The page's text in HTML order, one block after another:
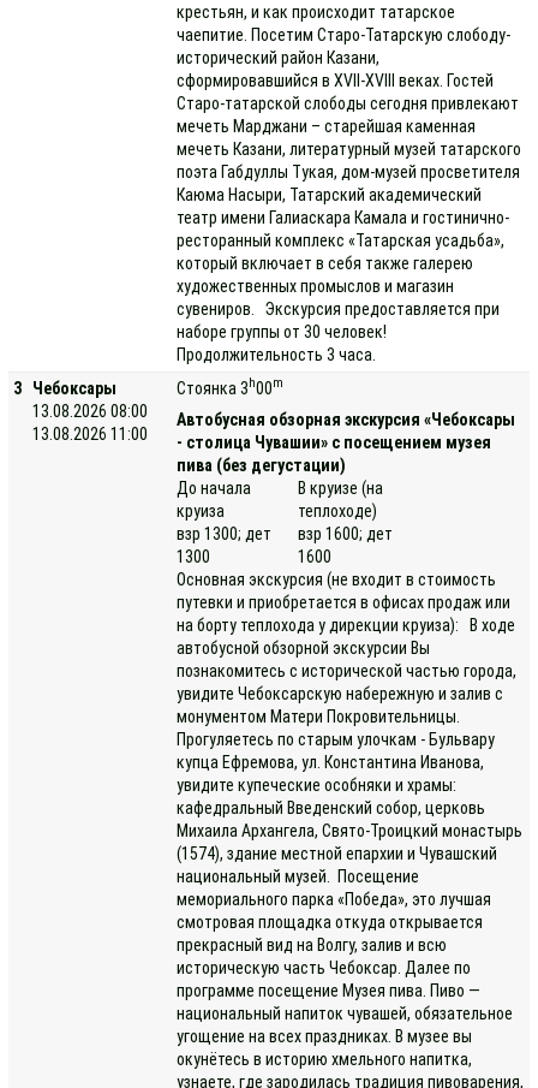
крестьян, и как происходит татарское
чаепитие. Посетим Старо-Татарскую слободу-
исторический район Казани,
сформировавшийся в XVII-XVIII веках. Гостей
Старо-татарской слободы сегодня привлекают
мечеть Марджани – старейшая каменная
мечеть Казани, литературный музей татарского
поэта Габдуллы Тукая, дом-музей просветителя
Каюма Насыри, Татарский академический
театр имени Галиаскара Камала и гостинично-
ресторанный комплекс «Татарская усадьба»,
который включает в себя также галерею
художественных промыслов и магазин
сувениров. Экскурсия предоставляется при
наборе группы от 30 человек!
Продолжительность 3 часа.
3
Чебоксары
13.08.2026 08:00
13.08.2026 11:00
Стоянка 3 h00m
Автобусная обзорная экскурсия «Чебоксары
- столица Чувашии» с посещением музея
пива (без дегустации)
До начала
круиза
взр 1300; дет
1300
В круизе (на
теплоходе)
взр 1600; дет
1600
Основная экскурсия (не входит в стоимость
путевки и приобретается в офисах продаж или
на борту теплохода у дирекции круиза): В ходе
автобусной обзорной экскурсии Вы
познакомитесь с исторической частью города,
увидите Чебоксарскую набережную и залив с
монументом Матери Покровительницы.
Прогуляетесь по старым улочкам - Бульвару
купца Ефремова, ул. Константина Иванова,
увидите купеческие особняки и храмы:
кафедральный Введенский собор, церковь
Михаила Архангела, Свято-Троицкий монастырь
(1574), здание местной епархии и Чувашский
национальный музей. Посещение
мемориального парка «Победа», это лучшая
смотровая площадка откуда открывается
прекрасный вид на Волгу, залив и всю
историческую часть Чебоксар. Далее по
программе посещение Музея пива. Пиво —
национальный напиток чувашей, обязательное
угощение на всех праздниках. В музее вы
окунётесь в историю хмельного напитка,
узнаете, где зародилась традиция пивоварения,